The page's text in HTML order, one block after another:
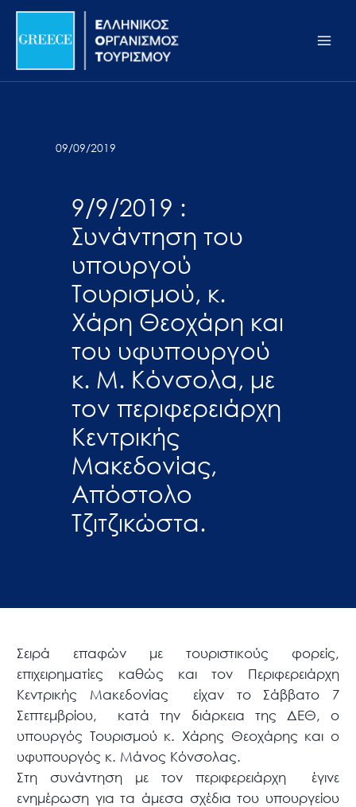
Σημείωση:
ιστότοπος
προσβασιμότητας.
Μετάβαση
περιεχόμενο
09/09/2019
9/9/2019 :
Συνάντηση του
υπουργού
Τουρισμού, κ.
Χάρη Θεοχάρη και
του υφυπουργού
κ. Μ. Κόνσολα, με
τον περιφερειάρχη
Κεντρικής
Μακεδονίας,
Απόστολο
Τζιτζικώστα.
Σειρά επαφών με τουριστικούς φορείς,
επιχειρηματίες καθώς και τον Περιφερειάρχη
Κεντρικής Μακεδονίας
είχαν το Σάββατο 7
Σεπτεμβρίου,
κατά την διάρκεια της ΔΕΘ, ο
υπουργός Τουρισμού κ. Χάρης Θεοχάρης και ο
υφυπουργός κ. Μάνος Κόνσολας.
Στη συνάντηση με τον περιφερειάρχη
έγινε
ενημέρωση για τα άμεσα σχέδια του υπουργείου